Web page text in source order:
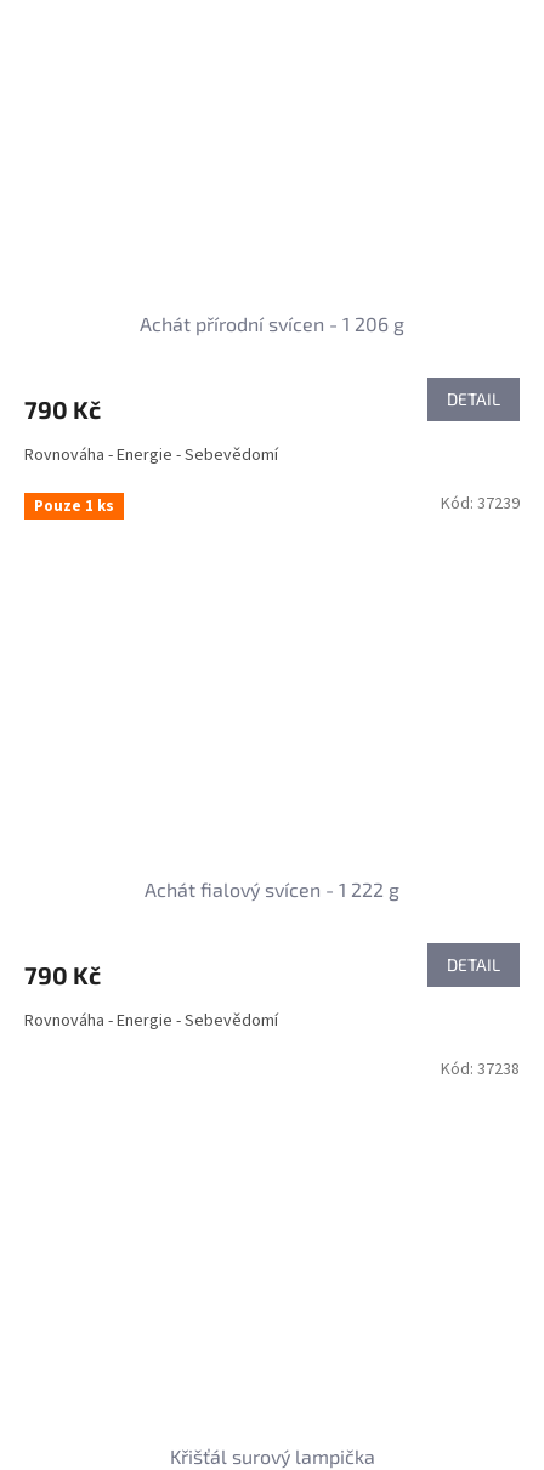
Achát přírodní svícen - 1 206 g
790 Kč DETAIL
Rovnováha - Energie - Sebevědomí
Pouze 1 ks
Achát fialový svícen - 1 222 g
790 Kč DETAIL
Rovnováha - Energie - Sebevědomí
Kód: 37239
Křišťál surový lampička
Kód: 37238